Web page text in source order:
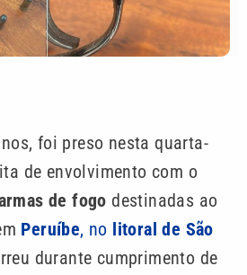
foi preso nesta quarta-
de envolvimento com o
de fogo destinadas ao
Peruíbe, no litoral de São
durante cumprimento de